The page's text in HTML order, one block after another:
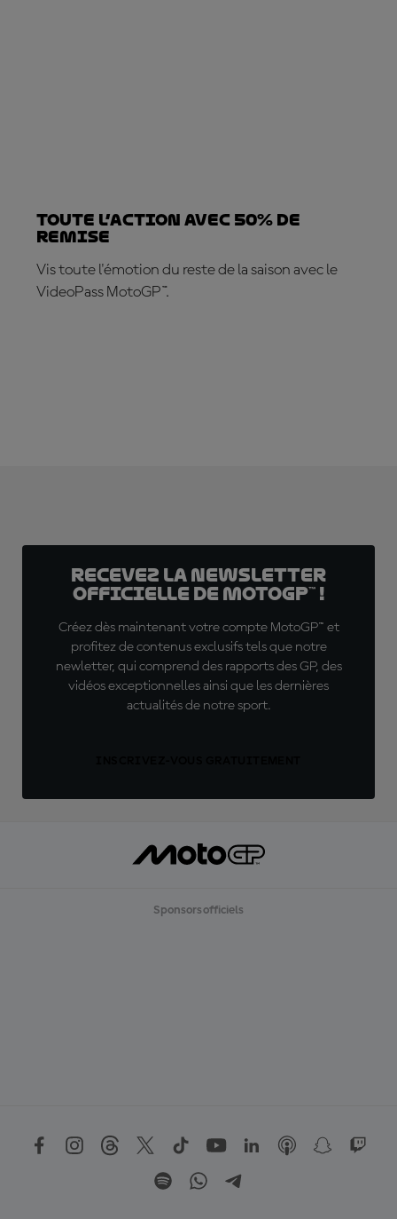
TOUTE L’ACTION AVEC 50% DE
REMISE
Vis toute l'émotion du reste de la saison avec le
VideoPass MotoGP™.
Recevez la Newsletter
officielle de MotoGP™ !
Créez dès maintenant votre compte MotoGP™ et
profitez de contenus exclusifs tels que notre
newletter, qui comprend des rapports des GP, des
vidéos exceptionnelles ainsi que les dernières
actualités de notre sport.
Sponsors officiels